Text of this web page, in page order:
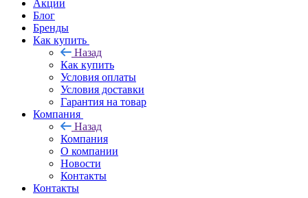
Акции
Блог
Бренды
Как купить
Назад
Как купить
Условия оплаты
Условия доставки
Гарантия на товар
Компания
Назад
Компания
О компании
Новости
Контакты
Контакты